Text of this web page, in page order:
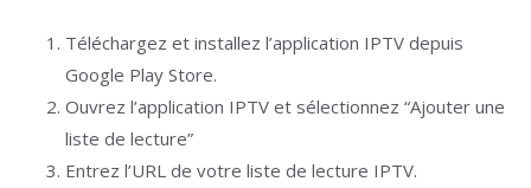
Téléchargez et installez l’application IPTV depuis
Google Play Store.
Ouvrez l’application IPTV et sélectionnez “Ajouter une
liste de lecture”
Entrez l’URL de votre liste de lecture IPTV.